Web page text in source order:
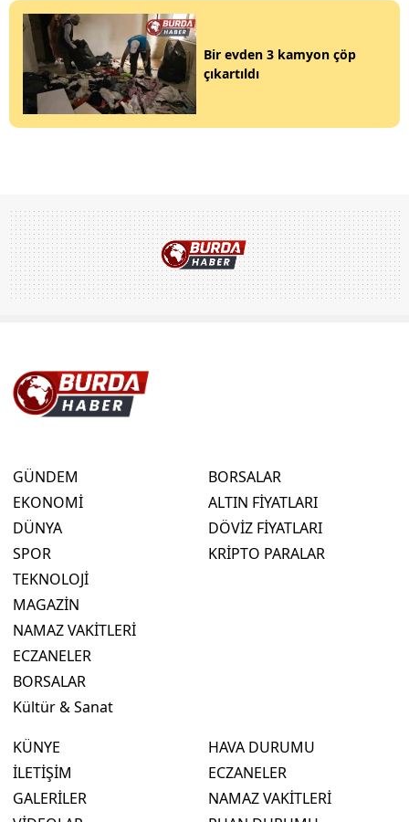
Bir evden 3 kamyon çöp
çıkartıldı
GÜNDEM
EKONOMİ
DÜNYA
SPOR
TEKNOLOJİ
MAGAZİN
NAMAZ VAKİTLERİ
ECZANELER
BORSALAR
Kültür & Sanat
BORSALAR
ALTIN FİYATLARI
DÖVİZ FİYATLARI
KRİPTO PARALAR
KÜNYE
İLETİŞİM
GALERİLER
HAVA DURUMU
ECZANELER
NAMAZ VAKİTLERİ